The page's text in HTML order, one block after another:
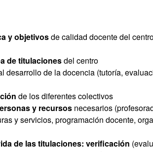
y objetivosde calidad docente del
de titulacionesdel centro
desarrollo de la docencia (tutoría,
de los diferentes colectivos
y recursos necesarios
y servicios, programación docente,
de las titulaciones: verificación